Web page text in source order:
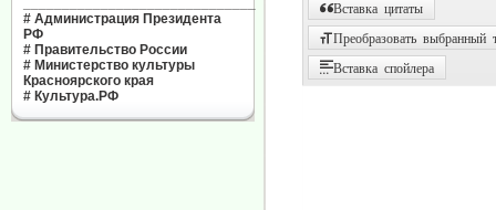
# Администрация Президента
РФ
# Правительство России
# Министерство культуры
Красноярского края
# Культура.РФ
Вставка цитаты
Преобразовать выбранный
Вставка спойлера